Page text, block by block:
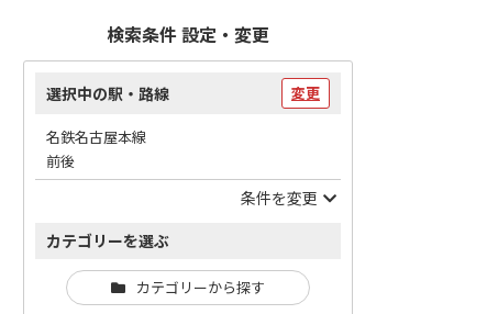
検索条件 設定・変更
選択中の駅・路線 変更
名鉄名古屋本線
前後
条件を変更
カテゴリーを選ぶ
カテゴリーから探す